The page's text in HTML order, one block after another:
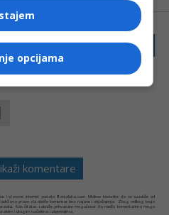
PRIJAVI GREŠKU
komentare
i stavove internet portala Banjaluka.com. Molimo korisnike da se suzdrže od
pravo da obriše komentar bez najave i objašnjenja. Zbog velikog broja
Kao čitalac takođe prihvatate mogućnost da među komentarima mogu
i drugim načelima i uvjerenjima.
opcijama